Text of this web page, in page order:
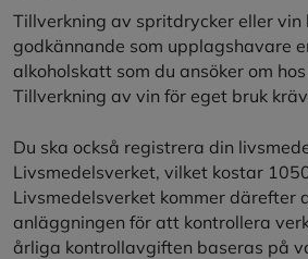
Tillverkning av spritdrycker eller vin
godkännande som upplagshavare
alkoholskatt som du ansöker om
Tillverkning av vin för eget bruk
Du ska också registrera din
Livsmedelsverket, vilket kostar
Livsmedelsverket kommer därefter
anläggningen för att kontrollera
årliga kontrollavgiften baseras på